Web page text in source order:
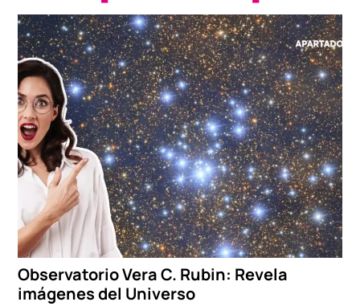
Observatorio Vera C. Rubin: Revela
imágenes del Universo